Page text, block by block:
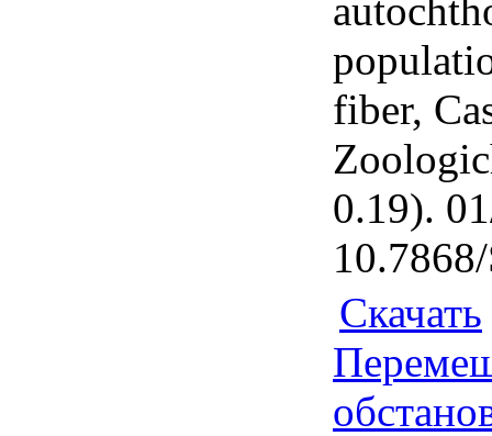
fiber,
0.19).
Скачать